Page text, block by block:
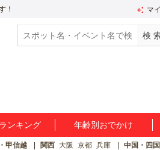
！ マ
ランキング 年齢別おでかけ
甲信越 関西 大阪 京都 兵庫 中国・四国